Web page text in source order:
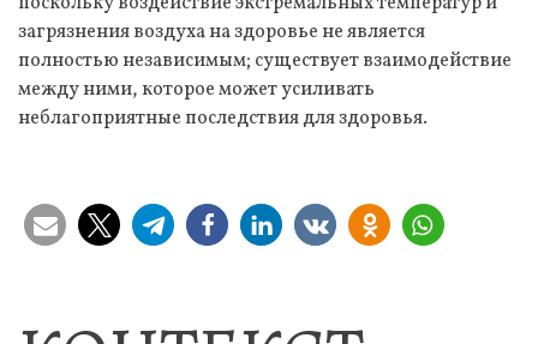
загрязнения воздуха на здоровье не является
полностью независимым; существует взаимодействие
между ними, которое может усиливать
неблагоприятные последствия для здоровья.